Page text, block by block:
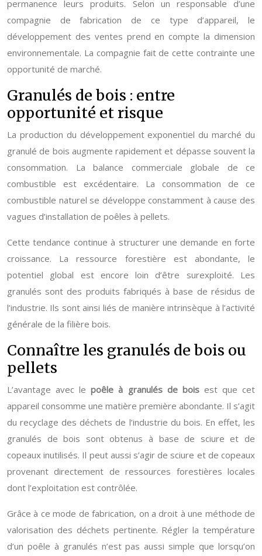
permanence leurs produits. Selon un responsable d’une
compagnie de fabrication de ce type d’appareil, le
développement des ventes prend en compte la dimension
environnementale. La compagnie fait de cette contrainte une
opportunité de marché.
Granulés de bois : entre
opportunité et risque
La production du développement exponentiel du marché du
granulé de bois augmente rapidement et dépasse souvent la
consommation. La balance commerciale globale de ce
combustible est excédentaire. La consommation de ce
combustible naturel se développe constamment à cause des
vagues d’installation de poêles à pellets.
Cette tendance continue à structurer une demande en forte
croissance. La ressource forestière est abondante, le
potentiel global est encore loin d’être surexploité. Les
granulés sont des produits fabriqués à base de résidus de
l’industrie. Ils sont ainsi liés de manière intrinsèque à l’activité
générale de la filière bois.
Connaître les granulés de bois ou
pellets
L’avantage avec lepoêle à granulés de boisest que cet
appareil consomme une matière première abondante. Il s’agit
du recyclage des déchets de l’industrie du bois. En effet, les
granulés de bois sont obtenus à base de sciure et de
copeaux inutilisés. Il peut aussi s’agir de sciure et de copeaux
provenant directement de ressources forestières locales
dont l’exploitation est contrôlée.
Grâce à ce mode de fabrication, on a droit à une méthode de
valorisation des déchets pertinente. Régler la température
d’un poêle à granulés n’est pas aussi simple que lorsqu’on